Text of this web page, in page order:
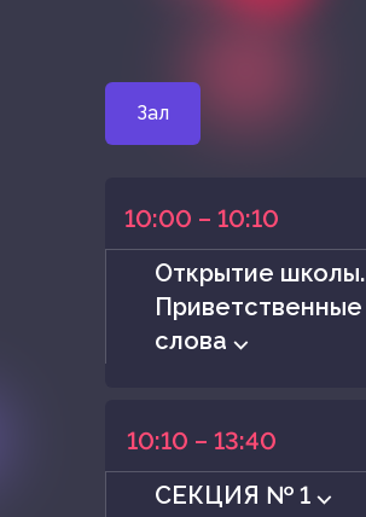
Зал
10:00 – 10:10
Открытие школы.
Приветственные
слова ⌵
10:10 – 13:40
СЕКЦИЯ № 1 ⌵